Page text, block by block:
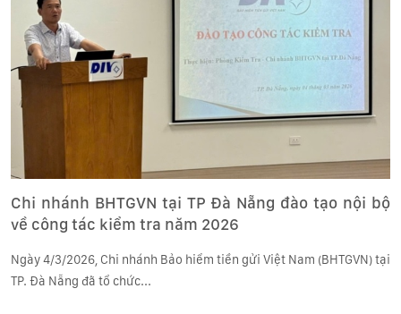
Chi nhánh BHTGVN tại TP Đà Nẵng đào tạo nội bộ
về công tác kiểm tra năm 2026
Ngày 4/3/2026, Chi nhánh Bảo hiểm tiền gửi Việt Nam (BHTGVN) tại
TP. Đà Nẵng đã tổ chức...